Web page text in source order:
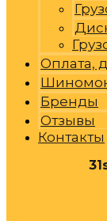
Оплата,
Бренды
Отзывы
Контакты